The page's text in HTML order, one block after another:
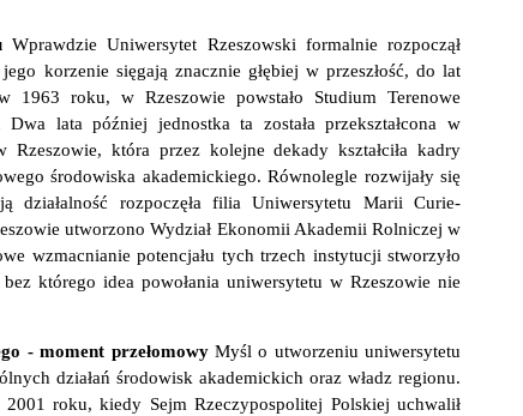
Wprawdzie Uniwersytet Rzeszowski formalnie rozpoczął
korzenie sięgają znacznie głębiej w przeszłość, do lat
1963 roku, w Rzeszowie powstało Studium Terenowe
lata później jednostka ta została przekształcona w
Rzeszowie, która przez kolejne dekady kształciła kadry
środowiska akademickiego. Równolegle rozwijały się
rozpoczęła filia Uniwersytetu Marii Curie-
utworzono Wydział Ekonomii Akademii Rolniczej w
wzmacnianie potencjału tych trzech instytucji stworzyło
którego idea powołania uniwersytetu w Rzeszowie nie
- moment przełomowyMyśl o utworzeniu uniwersytetu
działań środowisk akademickich oraz władz regionu.
2001 roku, kiedy Sejm Rzeczypospolitej Polskiej uchwalił